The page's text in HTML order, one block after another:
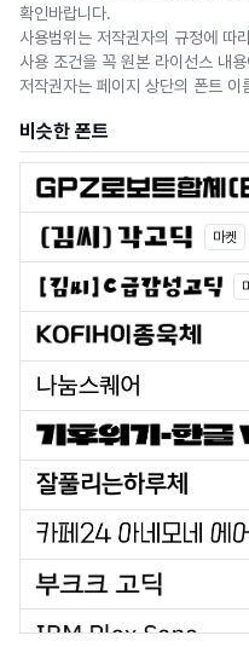
확인바랍니다.
사용범위는 저작권자의 규정에 따
사용 조건을 꼭 원본 라이선스 내
저작권자는 페이지 상단의 폰트 이
비슷한 폰트
마켓